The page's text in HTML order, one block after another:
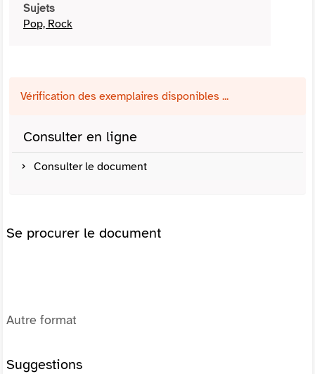
Sujets
Pop, Rock
Vérification des exemplaires disponibles ...
Consulter en ligne
Consulter le document
Se procurer le document
Autre format
Suggestions